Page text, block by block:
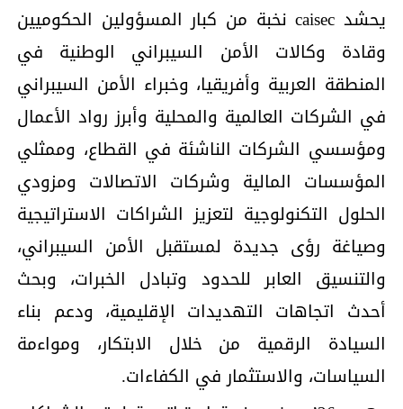
يحشد caisec نخبة من كبار المسؤولين الحكوميين
وقادة وكالات الأمن السيبراني الوطنية في
المنطقة العربية وأفريقيا، وخبراء الأمن السيبراني
في الشركات العالمية والمحلية وأبرز رواد الأعمال
ومؤسسي الشركات الناشئة في القطاع، وممثلي
المؤسسات المالية وشركات الاتصالات ومزودي
الحلول التكنولوجية لتعزيز الشراكات الاستراتيجية
وصياغة رؤى جديدة لمستقبل الأمن السيبراني،
والتنسيق العابر للحدود وتبادل الخبرات، وبحث
أحدث اتجاهات التهديدات الإقليمية، ودعم بناء
السيادة الرقمية من خلال الابتكار، ومواءمة
السياسات، والاستثمار في الكفاءات.